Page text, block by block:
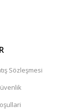
Sözleşmesi